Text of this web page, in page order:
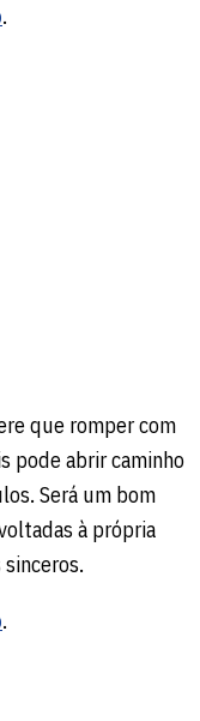
.
que romper com
pode abrir caminho
Será um bom
à própria
.